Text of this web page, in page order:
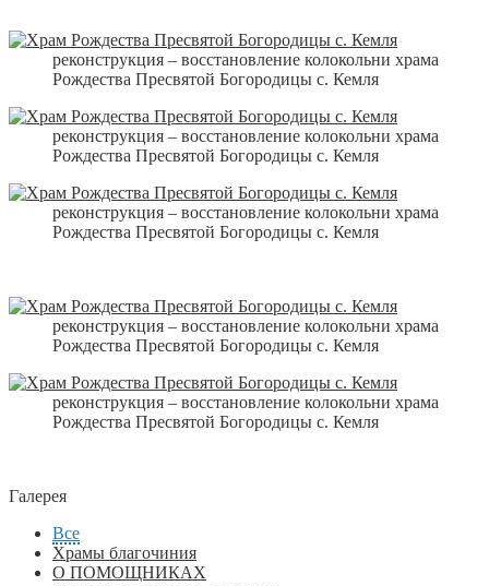
реконструкция – восстановление колокольни храма
Рождества Пресвятой Богородицы с. Кемля
реконструкция – восстановление колокольни храма
Рождества Пресвятой Богородицы с. Кемля
реконструкция – восстановление колокольни храма
Рождества Пресвятой Богородицы с. Кемля
реконструкция – восстановление колокольни храма
Рождества Пресвятой Богородицы с. Кемля
реконструкция – восстановление колокольни храма
Рождества Пресвятой Богородицы с. Кемля
Галерея
Все
Храмы благочиния
О ПОМОЩНИКАХ